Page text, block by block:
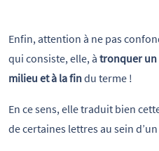
Enfin, attention à ne pas
qui consiste, elle, à tronquer un
milieu et à la findu terme !
En ce sens, elle traduit bien
de certaines lettres au sein